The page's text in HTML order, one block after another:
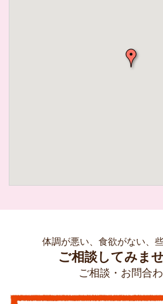
体調が悪い、食欲がない、
ご相談してみま
ご相談・お問合